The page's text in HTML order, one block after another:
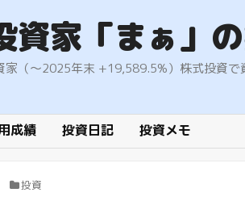
資家「まぁ」
家（〜2025年末 +19,589.5%）株式投資
成績 投資日記 投資メモ
投資